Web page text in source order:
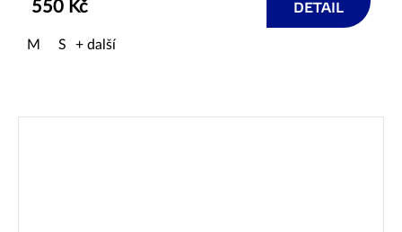
550 Kč DETAIL
M S + další